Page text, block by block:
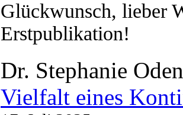
Glückwunsch, lieber
Erstpublikation!
Dr. Stephanie
Vielfalt eines